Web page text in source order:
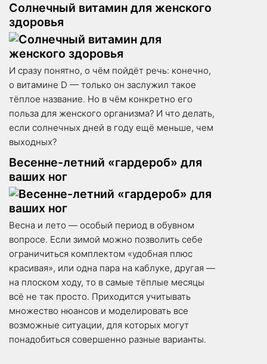
Солнечный витамин для женского
здоровья
И сразу понятно, о чём пойдёт речь: конечно,
о витамине D — только он заслужил такое
тёплое название. Но в чём конкретно его
польза для женского организма? И что делать,
если солнечных дней в году ещё меньше, чем
выходных?
Весенне-летний «гардероб» для
ваших ног
Весна и лето — особый период в обувном
вопросе. Если зимой можно позволить себе
ограничиться комплектом «удобная плюс
красивая», или одна пара на каблуке, другая —
на плоском ходу, то в самые тёплые месяцы
всё не так просто. Приходится учитывать
множество нюансов и моделировать все
возможные ситуации, для которых могут
понадобиться совершенно разные варианты.